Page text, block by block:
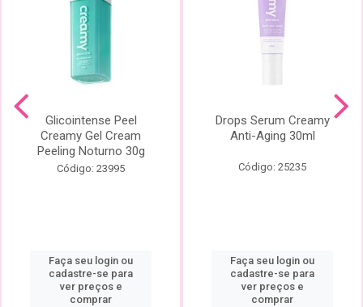
Glicointense Peel
Creamy Gel Cream
Peeling Noturno 30g
Código: 23995
Faça seu login ou
cadastre-se para
ver preços e
comprar
Drops Serum Creamy
Anti-Aging 30ml
Código: 25235
Faça seu login ou
cadastre-se para
ver preços e
comprar